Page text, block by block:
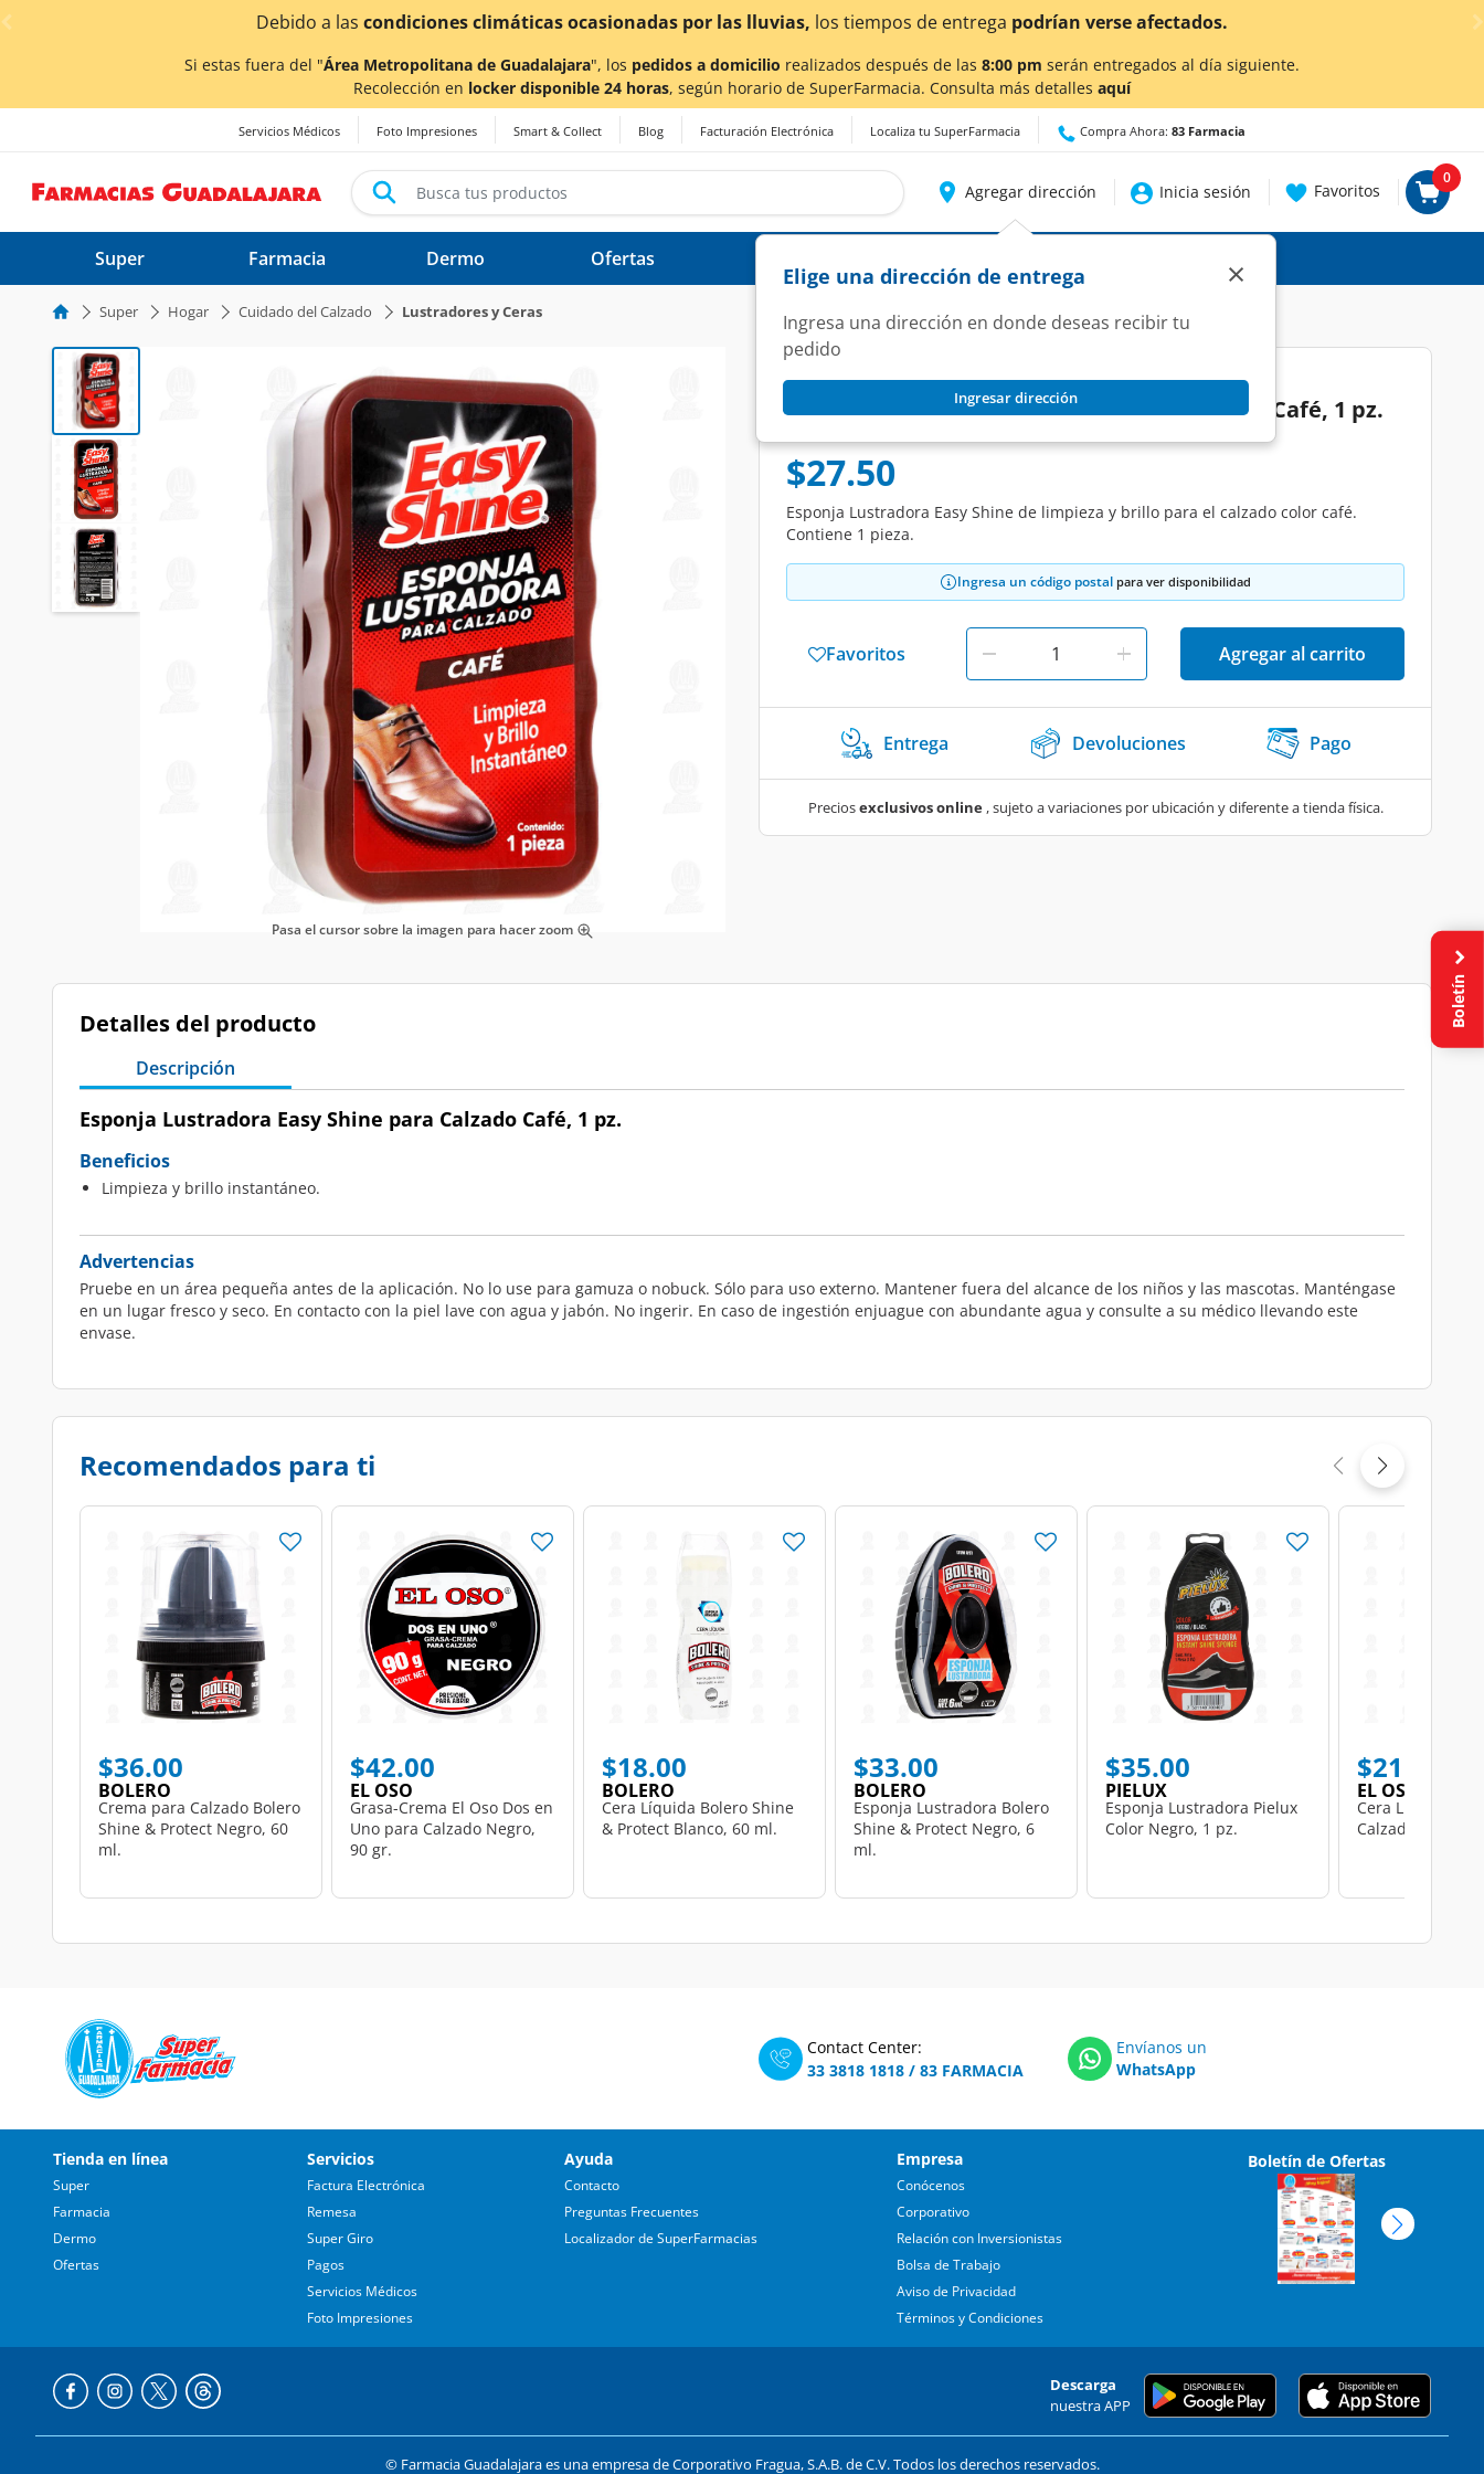
< div class="carousel-inner">
climáticas ocasionadas por las lluvias,los tiempos de entregapodrían verse afectados.
Si estas fuera del "Área Metropolitana de Guadalajara", los pedidos a domicilio realizados después de las 8:00 pm serán entregados al día siguiente.
Recolección en locker disponible 24 horas, según horario de SuperFarmacia. Consulta más detalles aquí
Servicios Médicos Foto Impresiones Smart & Collect Blog Facturación Electrónica Localiza tu SuperFarmacia Compra Ahora: 83 Farmacia
Agregar dirección
Elige una dirección de entrega
Ingresa una dirección en donde deseas recibir tu
pedido
Ingresar dirección
×
Inicia sesión Favoritos
0
Super Farmacia Dermo Ofertas
Super Hogar Cuidado del Calzado Lustradores y Ceras
Pasa el cursor sobre la imagen para hacer zoom
EASY SHINE
Esponja Lustradora Easy Shine para Calzado Café, 1 pz.
$27.50
Esponja Lustradora Easy Shine de limpieza y brillo para el calzado color café.
Contiene 1 pieza.
Ingresa un código postal para ver disponibilidad
Favoritos Agregar al carrito
Entrega Devoluciones Pago
Preciosexclusivos online, sujeto a variaciones por ubicación y diferente a tienda física.
Detalles del producto
Descripción
Esponja Lustradora Easy Shine para Calzado Café, 1 pz.
Beneficios
Limpieza y brillo instantáneo.
Advertencias
Pruebe en un área pequeña antes de la aplicación. No lo use para gamuza o nobuck. Sólo para uso externo. Mantener fuera del alcance de los niños y las mascotas. Manténgase
en un lugar fresco y seco. En contacto con la piel lave con agua y jabón. No ingerir. En caso de ingestión enjuague con abundante agua y consulte a su médico llevando este
envase.
Recomendados para ti
$36.00
BOLERO
Crema para Calzado Bolero
Shine & Protect Negro, 60
ml.
$42.00
EL OSO
Grasa-Crema El Oso Dos en
Uno para Calzado Negro,
90 gr.
$18.00
BOLERO
Cera Líquida Bolero Shine
& Protect Blanco, 60 ml.
$33.00
BOLERO
Esponja Lustradora Bolero
Shine & Protect Negro, 6
ml.
$35.00
PIELUX
Esponja Lustradora Pielux
Color Negro, 1 pz.
$21.00
EL OSO
Cera Líquida El
Calzado Negro,
Contact Center:
33 3818 1818 / 83 FARMACIA
Envíanos un
WhatsApp
Tienda en línea
Super
Farmacia
Dermo
Ofertas
Servicios
Factura Electrónica
Remesa
Super Giro
Pagos
Servicios Médicos
Foto Impresiones
Ayuda
Contacto
Preguntas Frecuentes
Localizador de SuperFarmacias
Empresa
Conócenos
Corporativo
Relación con Inversionistas
Bolsa de Trabajo
Aviso de Privacidad
Términos y Condiciones
Boletín de Ofertas
Descarga
nuestra APP
© Farmacia Guadalajara es una empresa de Corporativo Fragua, S.A.B. de C.V. Todos los derechos reservados.
Boletín